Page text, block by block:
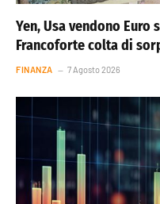
Yen, Usa vendono Euro
Francoforte colta di
FINANZA 7 Agosto 2026